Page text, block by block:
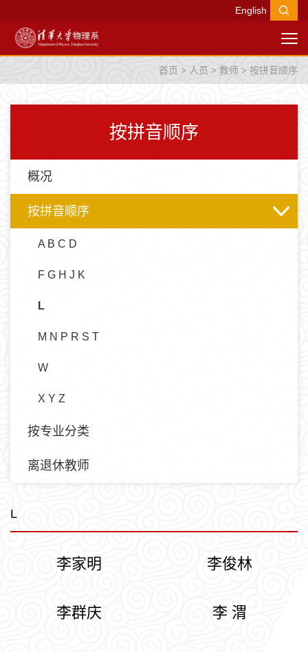
English
首页 > 人员 > 教师 > 按拼音顺序
按拼音顺序
概况
按拼音顺序
A B C D
F G H J K
L
M N P R S T
W
X Y Z
按专业分类
离退休教师
L
李家明 李俊林
李群庆 李 渭